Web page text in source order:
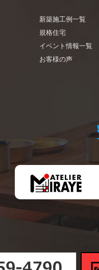
新築施工例一覧
規格住宅
イベント情報一覧
お客様の声